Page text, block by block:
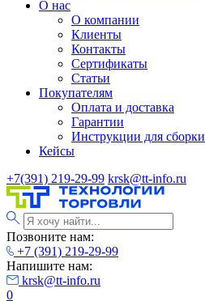
О нас
О компании
Клиенты
Контакты
Сертификаты
Статьи
Покупателям
Оплата и доставка
Гарантии
Инструкции для сборки
Кейсы
+7(391) 219-29-99 krsk@tt-info.ru
Позвоните нам:
+7 (391) 219-29-99
Напишите нам:
krsk@tt-info.ru
0